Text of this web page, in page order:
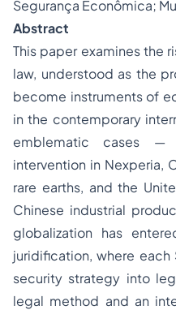
Segurança Econômica;
Abstract
This paper examines the
law, understood as the
become instruments of
in the contemporary
emblematic cases —
intervention in Nexperia,
rare earths, and the
Chinese industrial
globalization has
juridification, where
security strategy into
legal method and an